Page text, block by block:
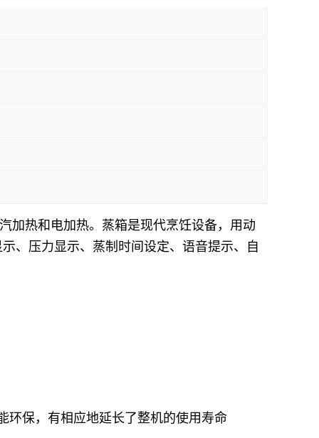
加热和电加热。蒸箱是现代烹饪设备，用动
、压力显示、蒸制时间设定、语音提示、自
环保，有相应地延长了整机的使用寿命